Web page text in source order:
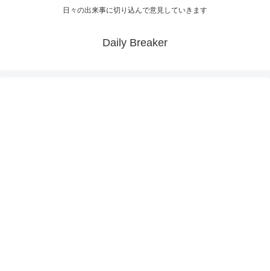
日々の出来事に切り込んで意見していきます
Daily Breaker